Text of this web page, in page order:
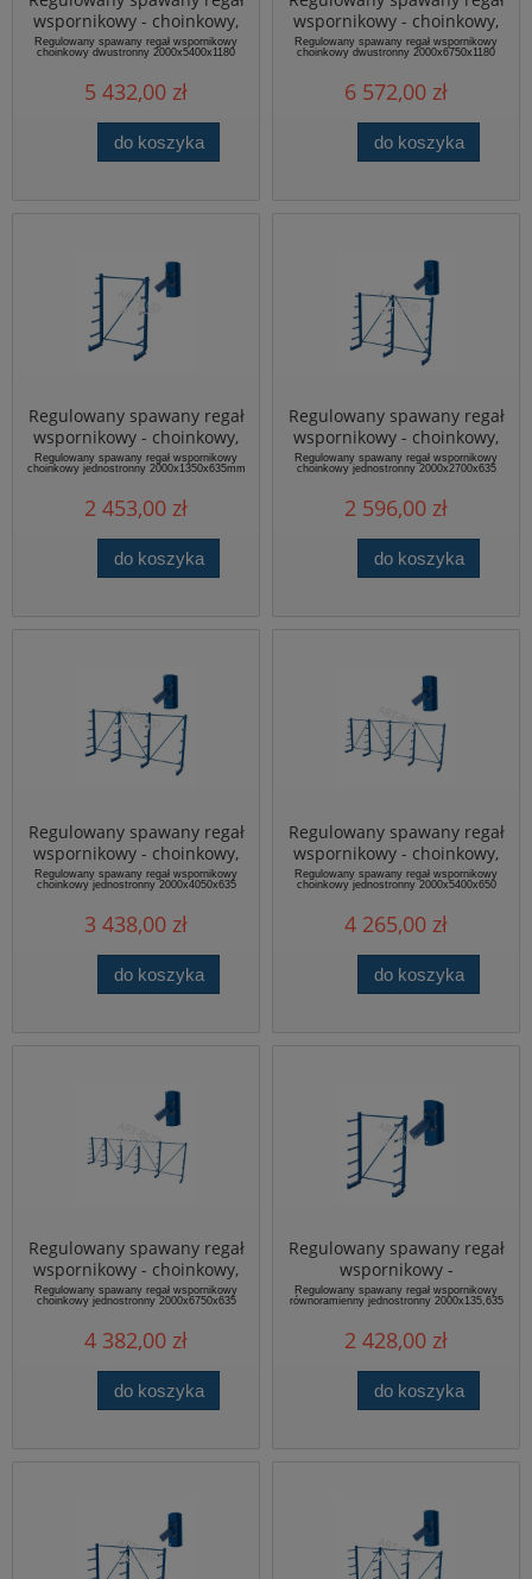
wspornikowy - choinkowy,
dwustronny,
2000x5400x1180mm
Regulowany spawany regał wspornikowy
choinkowy dwustronny 2000x5400x1180
5 432,00 zł
do koszyka
wspornikowy - choinkowy,
dwustronny,
2000x6750x1180mm
Regulowany spawany regał wspornikowy
choinkowy dwustronny 2000x6750x1180
6 572,00 zł
do koszyka
Regulowany spawany regał
wspornikowy - choinkowy,
jednostronny,
2000x1350x635mm
Regulowany spawany regał wspornikowy
choinkowy jednostronny 2000x1350x635mm
2 453,00 zł
do koszyka
Regulowany spawany regał
wspornikowy - choinkowy,
jednostronny,
2000x2700x635mm
Regulowany spawany regał wspornikowy
choinkowy jednostronny 2000x2700x635
2 596,00 zł
do koszyka
Regulowany spawany regał
wspornikowy - choinkowy,
jednostronny,
2000x4050x635mm
Regulowany spawany regał wspornikowy
choinkowy jednostronny 2000x4050x635
3 438,00 zł
do koszyka
Regulowany spawany regał
wspornikowy - choinkowy,
jednostronny,
2000x5400x635mm
Regulowany spawany regał wspornikowy
choinkowy jednostronny 2000x5400x650
4 265,00 zł
do koszyka
Regulowany spawany regał
wspornikowy - choinkowy,
jednostronny,
2000x6750x635mm
Regulowany spawany regał wspornikowy
choinkowy jednostronny 2000x6750x635
4 382,00 zł
do koszyka
Regulowany spawany regał
wspornikowy -
równoramienny
jednostronny,
2000x1350x635mm
Regulowany spawany regał wspornikowy
równoramienny jednostronny 2000x135,635
2 428,00 zł
do koszyka